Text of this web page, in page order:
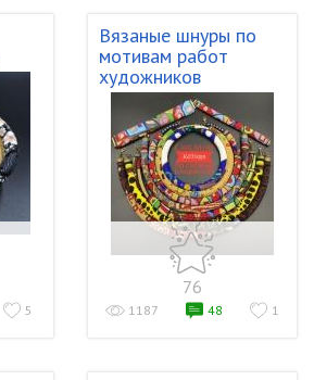
5
Вязаные шнуры по
мотивам работ
художников
76
1187 48 1